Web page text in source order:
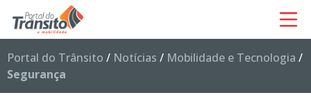
Portal do Trânsito / Notícias / Mobilidade e Tecnologia /
Segurança